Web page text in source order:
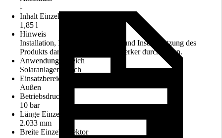
-
Inhalt Einzelkollektor
1,85 l
Hinweis
Installation, Inspektion, Wartung und Instandsetzung des
Produkts darf nur ein Fachhandwerker durchführen.
Anwendungsbereich
Solaranlagen, Dach
Einsatzbereich
Außen
Betriebsdruck
10 bar
Länge Einzelkollektor
2.033 mm
Breite Einzelkollektor